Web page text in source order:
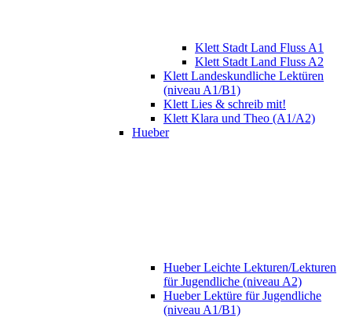
Klett Stadt Land Fluss A1
Klett Stadt Land Fluss A2
Klett Landeskundliche Lektüren
(niveau A1/B1)
Klett Lies & schreib mit!
Klett Klara und Theo (A1/A2)
Hueber
Hueber Leichte Lekturen/Lekturen
für Jugendliche (niveau A2)
Hueber Lektüre für Jugendliche
(niveau A1/B1)